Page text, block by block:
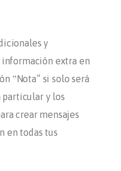
y
información extra en
‟Nota” si solo será
particular y los
crear mensajes
en todas tus